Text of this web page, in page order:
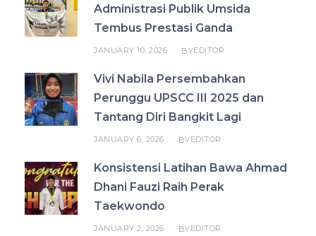
Administrasi Publik Umsida
Tembus Prestasi Ganda
JANUARY 10, 2026 BYEDITOR
Vivi Nabila Persembahkan
Perunggu UPSCC III 2025 dan
Tantang Diri Bangkit Lagi
JANUARY 6, 2026 BYEDITOR
Konsistensi Latihan Bawa Ahmad
Dhani Fauzi Raih Perak
Taekwondo
JANUARY 2, 2026 BYEDITOR